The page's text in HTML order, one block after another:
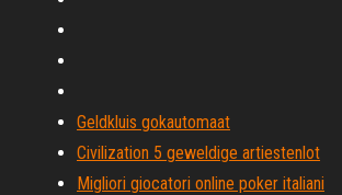
Geldkluis gokautomaat
Civilization 5 geweldige artiestenlot
Migliori giocatori online poker italiani